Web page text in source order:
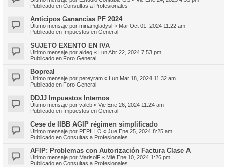
Publicado en Consultas a Profesionales
Anticipos Ganancias PF 2024
Último mensaje por miriamgladysl « Mar Oct 01, 2024 11:22 am
Publicado en Impuestos en General
SUJETO EXENTO EN IVA
Último mensaje por aideg « Lun Abr 22, 2024 7:53 pm
Publicado en Foro General
Bopreal
Último mensaje por pereyram « Lun Mar 18, 2024 11:32 am
Publicado en Foro General
DDJJ Impuestos Internos
Último mensaje por valeb « Vie Ene 26, 2024 11:24 am
Publicado en Impuestos en General
Cese de IIBB AGIP régimen simplificado
Último mensaje por PEPILLO « Jue Ene 25, 2024 8:25 am
Publicado en Consultas a Profesionales
AFIP: Problemas con Autorización Factura Clase A
Último mensaje por MarisolF « Mié Ene 10, 2024 1:26 pm
Publicado en Consultas a Profesionales